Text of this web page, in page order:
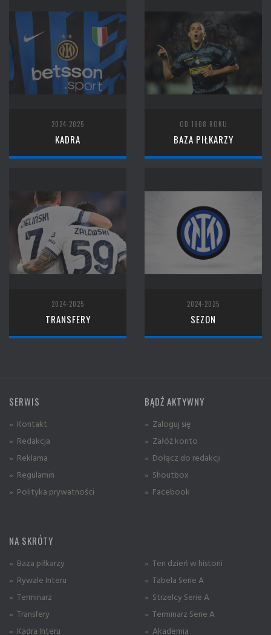
2024-2025
KADRA
OD 1908 ROKU
BAZA PIŁKARZY
2024-2025
TRANSFERY
2024-2025
SEZON
SERWIS
» Kontakt
» Redakcja
» Reklama
» Regulamin
» Polityka prywatności
BĄDŹ AKTYWNY
» Zaloguj się
» Załóż konto
» Dołącz do redakcji
» Shoutbox
» Facebook
NA SKRÓTY
» Baza piłkarzy
» Rywale Interu
» Terminarz
» Transfery
» Kadra Interu
» Ten dzień w historii
» Tabela Serie A
» Strzelcy Serie A
» Terminarz Serie A
» Akademia